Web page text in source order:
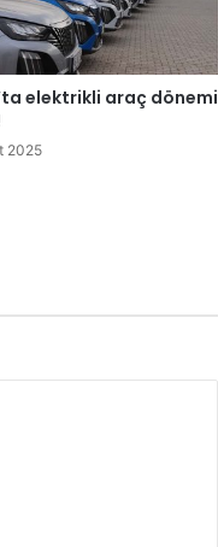
elektrikli araç dönemi
2025